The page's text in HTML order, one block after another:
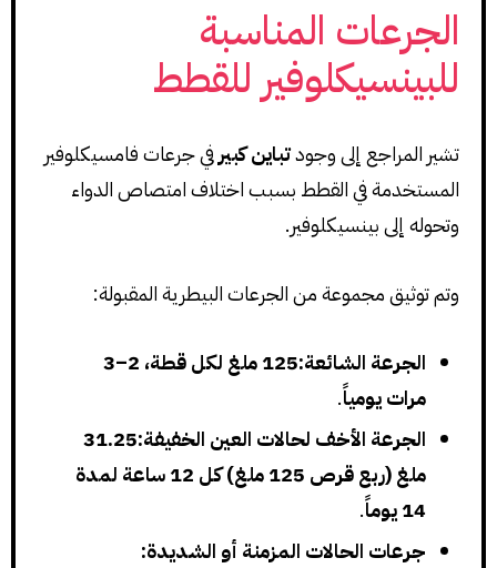
الجرعات المناسبة
للبينسيكلوفير للقطط
تشير المراجع إلى وجودتباين كبيرفي جرعات فامسيكلوفير
المستخدمة في القطط بسبب اختلاف امتصاص الدواء
وتحوله إلى بينسيكلوفير.
وتم توثيق مجموعة من الجرعات البيطرية المقبولة:
الجرعة الشائعة:125 ملغ لكل قطة، 2–3
مرات يومياً.
الجرعة الأخف لحالات العين الخفيفة:31.25
ملغ (ربع قرص 125 ملغ) كل 12 ساعة لمدة
14 يوماً
.
جرعات الحالات المزمنة أو الشديدة: